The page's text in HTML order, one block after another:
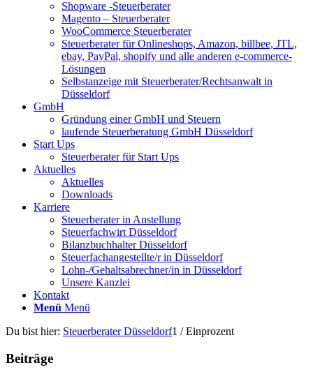
Shopware -Steuerberater
Magento – Steuerberater
WooCommerce Steuerberater
Steuerberater für Onlineshops, Amazon, billbee, JTL,
ebay, PayPal, shopify und alle anderen e-commerce-
Lösungen
Selbstanzeige mit Steuerberater/Rechtsanwalt in
Düsseldorf
GmbH
Gründung einer GmbH und Steuern
laufende Steuerberatung GmbH Düsseldorf
Start Ups
Steuerberater für Start Ups
Aktuelles
Aktuelles
Downloads
Karriere
Steuerberater in Anstellung
Steuerfachwirt Düsseldorf
Bilanzbuchhalter Düsseldorf
Steuerfachangestellte/r in Düsseldorf
Lohn-/Gehaltsabrechner/in in Düsseldorf
Unsere Kanzlei
Kontakt
Menü Menü
Du bist hier: Steuerberater Düsseldorf1 / Einprozent
Beiträge